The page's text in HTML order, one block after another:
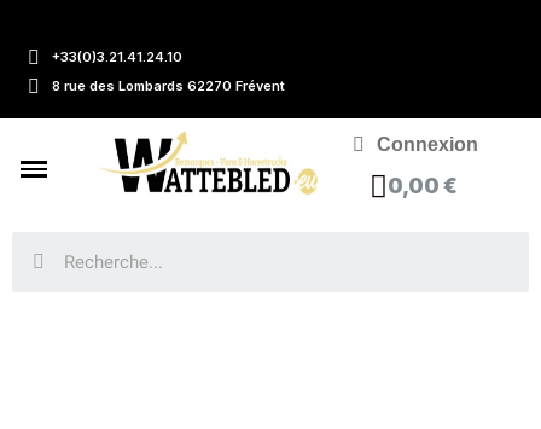
+33(0)3.21.41.24.10
8 rue des Lombards 62270 Frévent
Connexion
0,00 €